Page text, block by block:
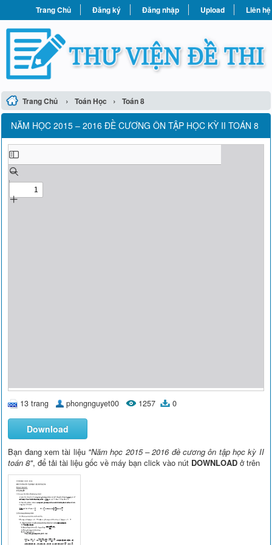
Trang Chủ Đăng ký Đăng nhập Upload Liên hệ
Trang Chủ › Toán Học › Toán 8
NĂM HỌC 2015 – 2016 ĐỀ CƯƠNG ÔN TẬP HỌC KỲ II TOÁN 8
13 trang phongnguyet00 1257 0
Download
Bạn đang xem tài liệu "Năm học 2015 – 2016 đề cương ôn tập học kỳ II
toán 8", để tải tài liệu gốc về máy bạn click vào nút DOWNLOAD ở trên